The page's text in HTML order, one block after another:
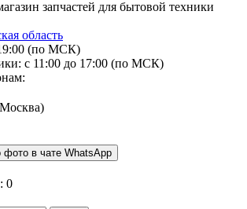
запчастей для бытовой техники
область
(по МСК)
с 11:00 до 17:00 (по МСК)
фото в чате WhatsApp
0